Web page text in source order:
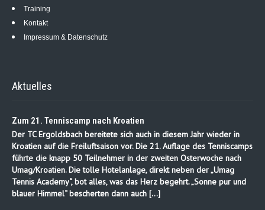
Training
Kontakt
Impressum & Datenschutz
Aktuelles
Zum 21. Tenniscamp nach Kroatien
Der TC Ergoldsbach bereitete sich auch in diesem Jahr wieder in
Kroatien auf die Freiluftsaison vor. Die 21. Auflage des Tenniscamps
führte die knapp 50 Teilnehmer in der zweiten Osterwoche nach
Umag/Kroatien. Die tolle Hotelanlage, direkt neben der „Umag
Tennis Academy“, bot alles, was das Herz begehrt. „Sonne pur und
blauer Himmel“ bescherten dann auch […]